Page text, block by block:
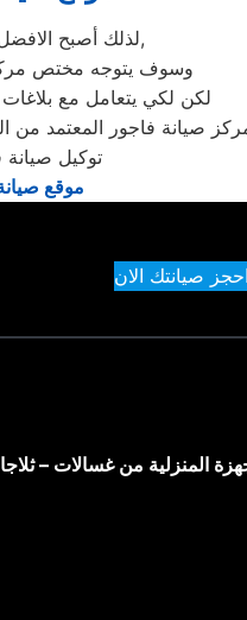
لذلك أصبح الافضل بين جميع مراكز الصيانة,
وسوف يتوجه مختص
لكن لكي يتعامل مع بلاغات
صيانة فاجور المعتمد من
توكيل
موقع
احجز صيانتك الان
المنزلية من غسالات –